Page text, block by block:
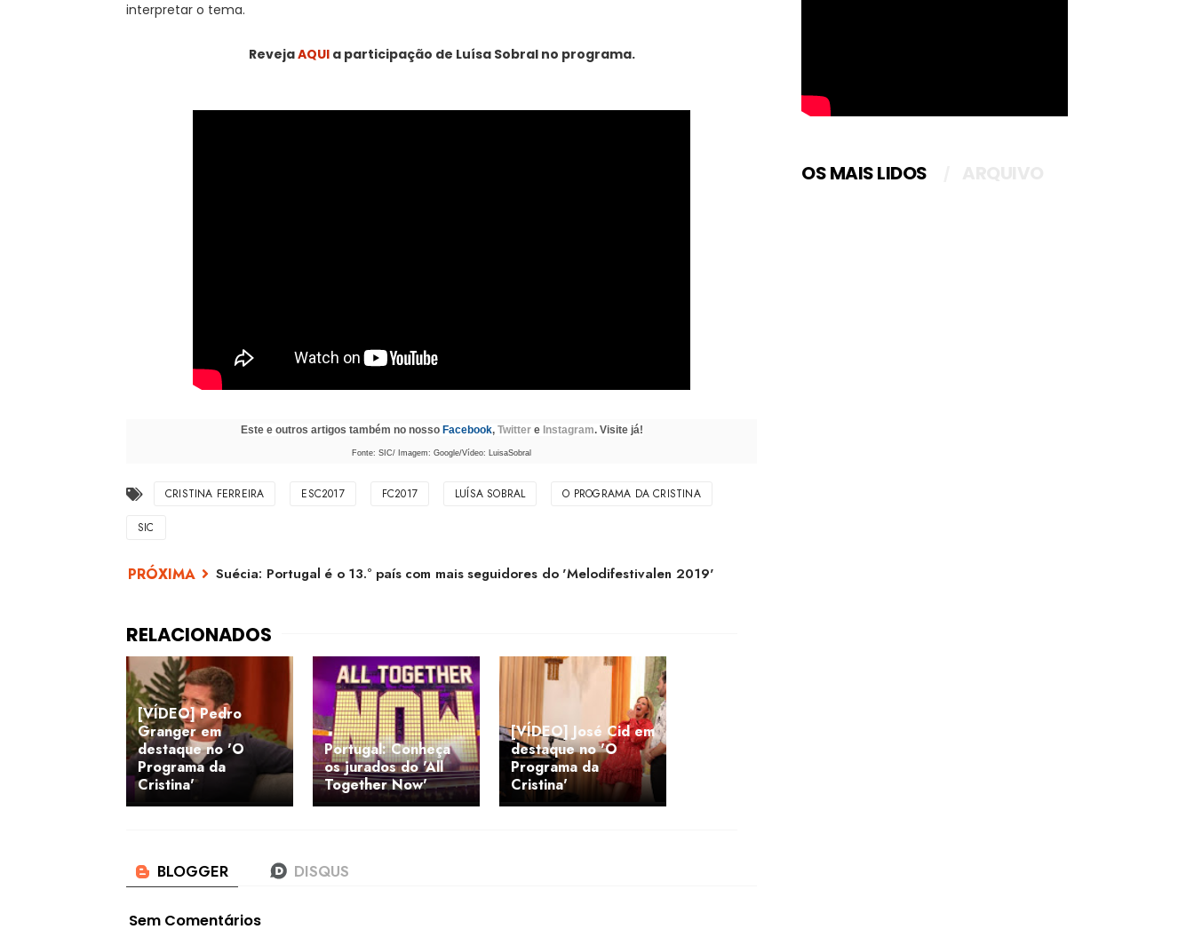
interpretar o tema.
RevejaAQUIa participação de Luísa Sobral no programa.
Este e outros artigos também no nosso Facebook, Twittere Instagram. Visite já!
Fonte: SIC/ Imagem: Google/Vídeo: LuisaSobral
CRISTINA FERREIRA ESC2017 FC2017 LUÍSA SOBRAL O PROGRAMA DA CRISTINA
SIC
Suécia: Portugal é o 13.º país com mais seguidores do 'Melodifestivalen 2019'
[VÍDEO] Pedro
Granger em
destaque no 'O
Programa da
Cristina'
Portugal: Conheça
os jurados do 'All
Together Now'
[VÍDEO] José Cid em
destaque no 'O
Programa da
Cristina'
Sem Comentários
OS MAIS LIDOS